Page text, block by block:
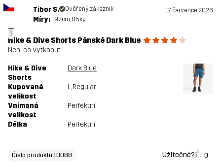
T
Tibor S. Ověřený zákazník 17. července 2026
Míry: 192cm, 85kg
Hike & Dive Shorts Pánské Dark Blue
Není co vytknout.
Hike & Dive
Shorts
Dark Blue
Kupovaná
velikost
L, Regular
Vnímaná
velikost
Perfektní
Délka Perfektní
Čislo produktu 10088 Užitečné? 0